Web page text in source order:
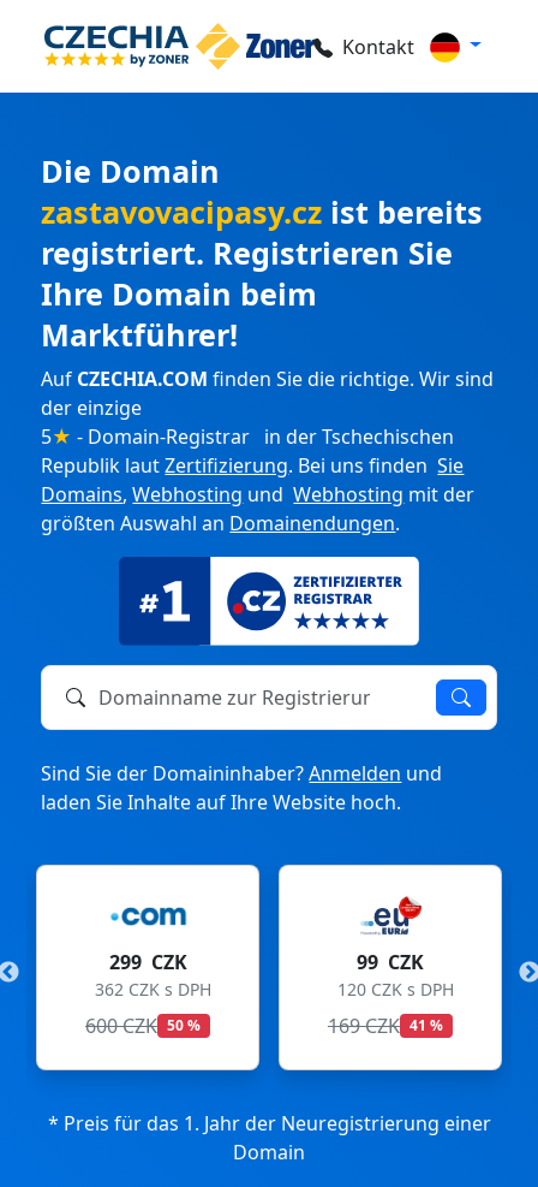
Kontakt
Die Domain
zastavovacipasy.cz ist bereits
registriert. Registrieren Sie
Ihre Domain beim
Marktführer!
Auf CZECHIA.COM finden Sie die richtige. Wir sind
der einzige
5★ - Domain-Registrar in der Tschechischen
Republik lautZertifizierung. Bei uns findenSie
Domains,Webhosting undWebhosting mit der
größten Auswahl an Domainendungen.
Domainname zur Registrierung oder zum Transfer
Sind Sie der Domaininhaber?Anmelden und
laden Sie Inhalte auf Ihre Website hoch.
299 CZK
362 CZK s DPH
600 CZK 50 %
99 CZK
120 CZK s DPH
169 CZK 41 %
* Preis für das 1. Jahr der Neuregistrierung einer
Domain